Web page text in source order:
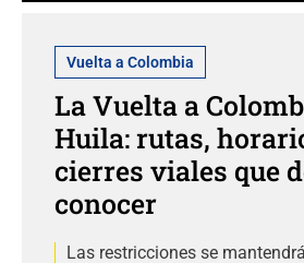
Vuelta a Colombia
La Vuelta a
Huila: rutas,
cierres viales que
conocer
Las restricciones se